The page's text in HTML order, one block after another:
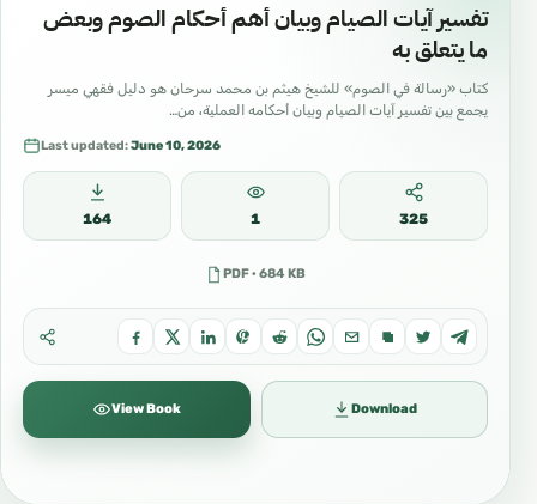
تفسير آيات الصيام وبيان أهم أحكام الصوم وبعض
ما يتعلق به
كتاب «رسالة في الصوم» للشيخ هيثم بن محمد سرحان هو دليل فقهي ميسر
يجمع بين تفسير آيات الصيام وبيان أحكامه العملية، من…
Last updated:June 10, 2026
164 1 325
PDF · 684 KB
View Book Download